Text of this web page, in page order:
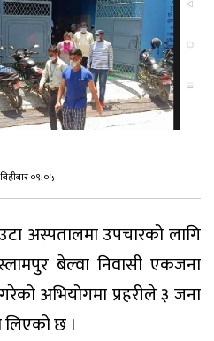
०९:०५
अस्पतालमा उपचारको लागि
बेल्वा निवासी एकजना
अभियोगमा प्रहरीले ३ जना
लिएको छ ।